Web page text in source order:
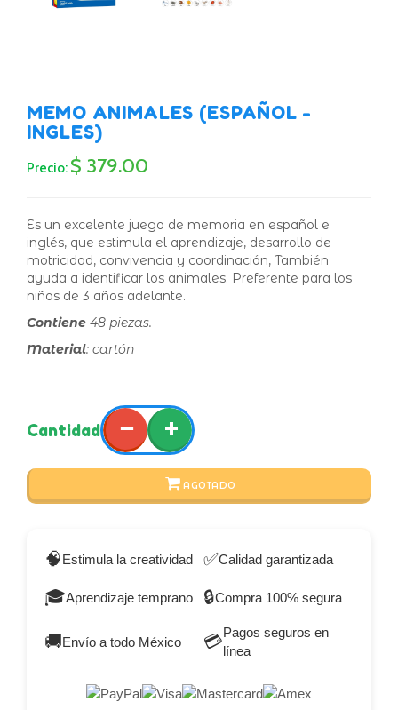
MEMO ANIMALES (ESPAÑOL -
INGLES)
Precio: $ 379.00
Es un excelente juego de memoria en español e
inglés, que estimula el aprendizaje, desarrollo de
motricidad, convivencia y coordinación, También
ayuda a identificar los animales. Preferente para los
niños de 3 años adelante.
Contiene 48 piezas.
Material: cartón
Cantidad − +
AGOTADO
🧠Estimula la creatividad ✅Calidad garantizada
🎓Aprendizaje temprano 🔒Compra 100% segura
🚚Envío a todo México 💳Pagos seguros en
línea